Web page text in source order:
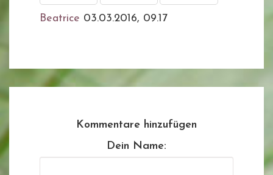
Beatrice 03.03.2016, 09.17
Kommentare hinzufügen
Dein Name: